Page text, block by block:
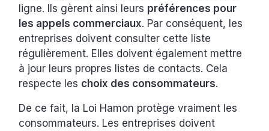
ligne. Ils gèrent ainsi leurs préférences pour
les appels commerciaux. Par conséquent, les
entreprises doivent consulter cette liste
régulièrement. Elles doivent également mettre
à jour leurs propres listes de contacts. Cela
respecte les choix des consommateurs.
De ce fait, la Loi Hamon protège vraiment les
consommateurs. Les entreprises doivent